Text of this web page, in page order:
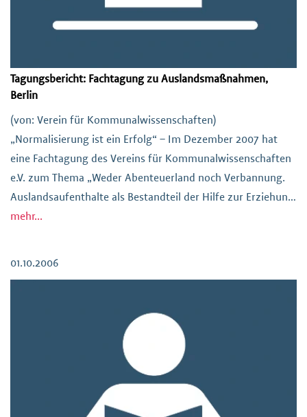
Tagungsbericht: Fachtagung zu Auslandsmaßnahmen,
Berlin
(von: Verein für Kommunalwissenschaften)
„Normalisierung ist ein Erfolg“ – Im Dezember 2007 hat
eine Fachtagung des Vereins für Kommunalwissenschaften
e.V. zum Thema „Weder Abenteuerland noch Verbannung.
Auslandsaufenthalte als Bestandteil der Hilfe zur Erziehung
(§ 27 SGB VIII)“ in Kooperation mit dem BE, AIM e.V. und
mehr...
01.10.2006